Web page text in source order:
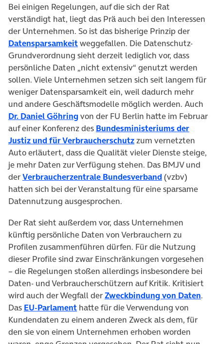
Bei einigen Regelungen, auf die sich der Rat
verständigt hat, liegt das Prä auch bei den Interessen
der Unternehmen. So ist das bisherige Prinzip der
Datensparsamkeit(öffnet in neuem Tab)
weggefallen. Die Datenschutz-
Grundverordnung sieht derzeit lediglich vor, dass
persönliche Daten „nicht extensiv“ genutzt werden
sollen. Viele Unternehmen setzen sich seit langem für
weniger Datensparsamkeit ein, weil dadurch mehr
und andere Geschäftsmodelle möglich werden. Auch
Dr. Daniel Göhring(öffnet in neuem Tab)
von der FU Berlin hatte im Februar
auf einer Konferenz des Bundesministeriums der
Justiz und für Verbraucherschutz(öffnet in neuem Tab)
zum vernetzten
Auto erläutert, dass die Qualität vieler Dienste steige,
je mehr Daten zur Verfügung stehen. Das BMJV und
derVerbraucherzentrale Bundesverband (öffnet in
(vzbv)
hatten sich bei der Veranstaltung für eine sparsame
Datennutzung ausgesprochen.
Der Rat sieht außerdem vor, dass Unternehmen
künftig persönliche Daten von Verbrauchern zu
Profilen zusammenführen dürfen. Für die Nutzung
dieser Profile sind zwar Einschränkungen vorgesehen
– die Regelungen stoßen allerdings insbesondere bei
Daten- und Verbraucherschützern auf Kritik. Kritisiert
wird auch der Wegfall derZweckbindung von Daten.
Das EU-Parlament(öffnet in neuem Tab)
hatte für die Verwendung von
Kundendaten zu einem anderen Zweck als dem, für
den sie von einem Unternehmen erhoben worden